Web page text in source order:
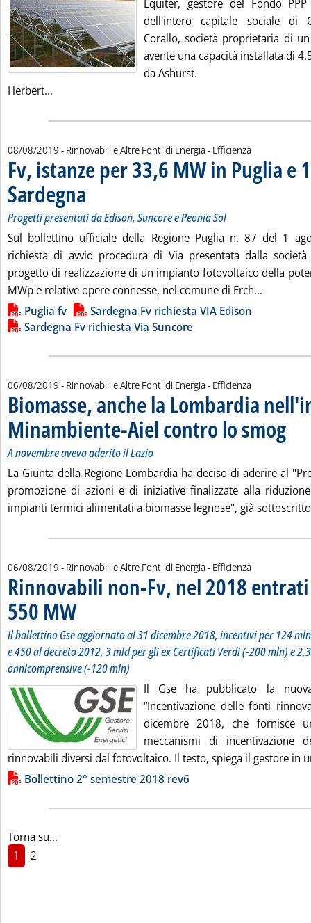
Equiter, gestore del Fondo
dell'intero capitale sociale di
Corallo, società proprietaria di
avente una capacità installata di
da Ashurst.
Herbert...
08/08/2019 - Rinnovabili e Altre Fonti di Energia - Efficienza
Fv, istanze per 33,6 MW in Puglia e
Sardegna . Sottotitolo: Progetti presentati da Edison, Suncore e Peonia Sol
. Pubblicata giovedì 08 agosto 2019 alle 14.46.
Progetti presentati da Edison, Suncore e Peonia Sol
Sul bollettino ufficiale della Regione Puglia n. 87 del 1
richiesta di avvio procedura di Via presentata dalla
progetto di realizzazione di un impianto fotovoltaico della
MWp e relative opere connesse, nel comune di Erch...
Lista allegati PDF alla notizia
Puglia fv
Sardegna Fv richiesta VIA Edison
Sardegna Fv richiesta Via Suncore
06/08/2019 - Rinnovabili e Altre Fonti di Energia - Efficienza
Biomasse, anche la Lombardia
Minambiente-Aiel contro lo smog..
A novembre aveva aderito il Lazio
La Giunta della Regione Lombardia ha deciso di aderire al
promozione di azioni e di iniziative finalizzate alla
impianti termici alimentati a biomasse legnose", già
06/08/2019 - Rinnovabili e Altre Fonti di Energia - Efficienza
Rinnovabili non-Fv, nel 2018
550 MW. Sottotitolo: Il bollettino Gse aggiornato al 31 dicembre 2018,
. Pubblicata martedì 06 agosto 2019 alle 15.12.
Il bollettino Gse aggiornato al 31 dicembre 2018, incentivi per 124
e 450 al decreto 2012, 3 mld per gli ex Certificati Verdi (-200 mln) e
onnicomprensive (-120 mln)
Il Gse ha pubblicato la
“Incentivazione delle fonti
dicembre 2018, che fornisce
meccanismi di incentivazione
rinnovabili diversi dal fotovoltaico. Il testo, spiega il gestore in
Lista allegati PDF alla notizia
Bollettino 2° semestre 2018 rev6
Torna su...
1
2